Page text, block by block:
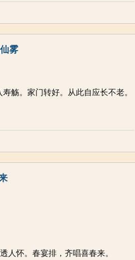
雾
觞。家门转好。从此自应长不老。
人怀。春宴排，齐唱喜春来。